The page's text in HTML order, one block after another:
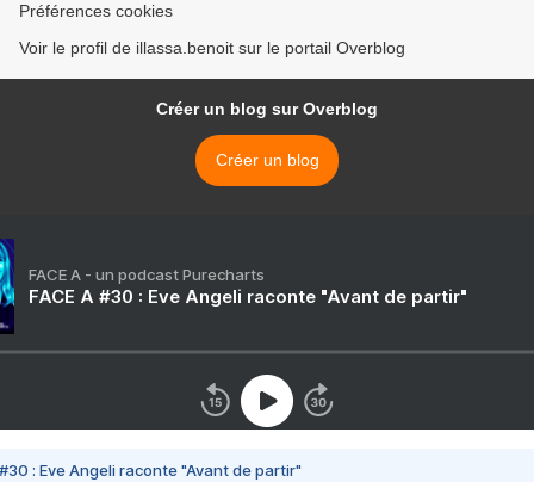
Préférences cookies
Voir le profil de illassa.benoit sur le portail Overblog
Créer un blog sur Overblog
Créer un blog
FACE A - un podcast Purecharts
FACE A #30 : Eve Angeli raconte "Avant de partir"
#30 : Eve Angeli raconte "Avant de partir"